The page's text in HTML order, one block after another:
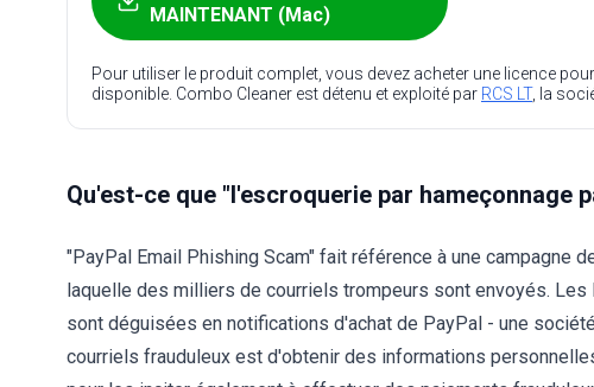
MAINTENANT (Mac)
Pour utiliser le produit complet, vous devez acheter une licence
disponible. Combo Cleaner est détenu et exploité par RCS LT, la
Qu'est-ce que "l'escroquerie par hameçonnage
"PayPal Email Phishing Scam" fait référence à une campagne
laquelle des milliers de courriels trompeurs sont envoyés.
sont déguisées en notifications d'achat de PayPal - une
courriels frauduleux est d'obtenir des informations